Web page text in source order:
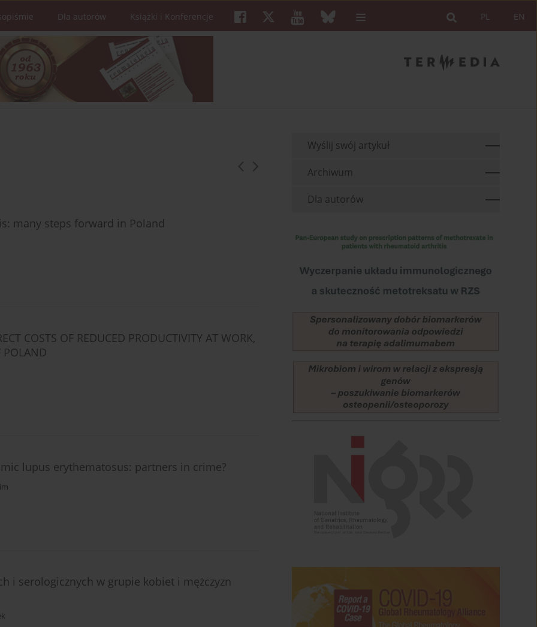
EN
PL
Dla autorów Książki i Konferencje
many steps forward in Poland
COSTS OF REDUCED PRODUCTIVITY AT WORK,
POLAND
lupus erythematosus: partners in crime?
i serologicznych w grupie kobiet i mężczyzn
Wyślij swój artykuł
Archiwum
Dla autorów